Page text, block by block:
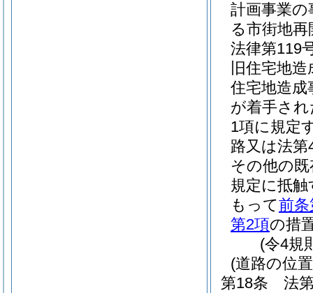
計画事業の
る市街地
法律第119
旧住宅地
住宅地造成
が着手さ
1項に規定
路又は法
その他の
規定に抵
もって前条
第2項の措
(令4規
(道路の位
第18条
法